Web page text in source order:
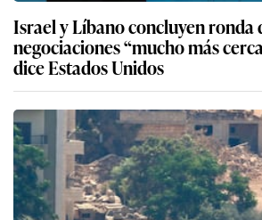
Israel y Líbano concluyen ronda
negociaciones “mucho más
dice Estados Unidos